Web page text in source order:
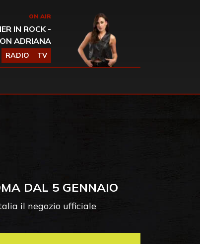
ON AIR
IN ROCK -
ADRIANA
RADIO TV
DAL 5 GENNAIO
il negozio ufficiale